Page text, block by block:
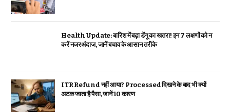
Health Update: बारिश में बढ़ा डेंगू का खतरा! इन 7 लक्षणों को न
करें नजरअंदाज, जानें बचाव के आसान तरीके
ITR Refund नहीं आया? Processed दिखने के बाद भी क्यों
अटक जाता है पैसा, जानें 10 कारण